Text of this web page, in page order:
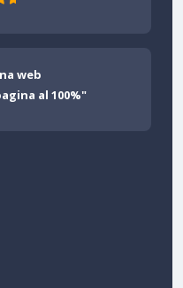
web
al 100%"